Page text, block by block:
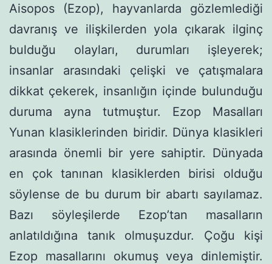
Aisopos (Ezop), hayvanlarda gözlemlediği
davranış ve ilişki­lerden yola çıkarak ilginç
bulduğu olayları, durumları işleyerek;
insanlar arasındaki çelişki ve çatışmalara
dikkat çekerek, insanlı­ğın içinde bulunduğu
duruma ayna tutmuştur. Ezop Masalları
Yunan klasiklerinden biridir. Dünya klasikleri
arasında önemli bir yere sahiptir. Dünyada
en çok tanınan klasiklerden birisi olduğu
söylense de bu durum bir abartı sayılamaz.
Bazı söyleşilerde Ezop’tan masalların
anlatıldığına tanık olmuşuzdur. Çoğu kişi
Ezop masallarını okumuş veya dinlemiştir.